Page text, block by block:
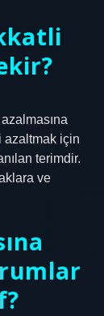
azaltmak için
terimdir.
ve